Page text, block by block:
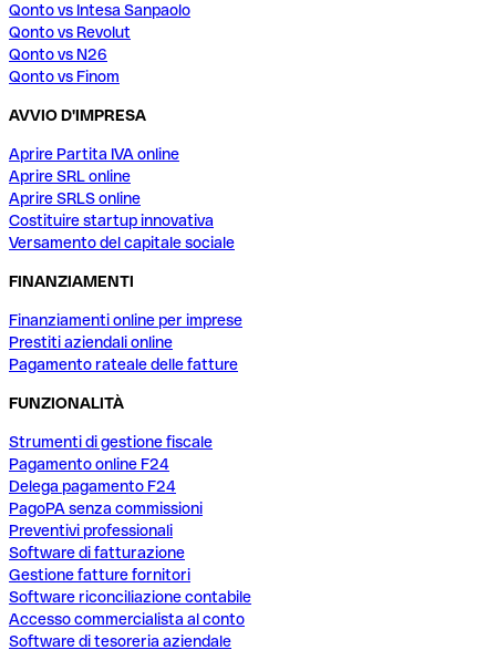
Qonto vs Intesa Sanpaolo
Qonto vs Revolut
Qonto vs N26
Qonto vs Finom
AVVIO D'IMPRESA
Aprire Partita IVA online
Aprire SRL online
Aprire SRLS online
Costituire startup innovativa
Versamento del capitale sociale
FINANZIAMENTI
Finanziamenti online per imprese
Prestiti aziendali online
Pagamento rateale delle fatture
FUNZIONALITÀ
Strumenti di gestione fiscale
Pagamento online F24
Delega pagamento F24
PagoPA senza commissioni
Preventivi professionali
Software di fatturazione
Gestione fatture fornitori
Software riconciliazione contabile
Accesso commercialista al conto
Software di tesoreria aziendale